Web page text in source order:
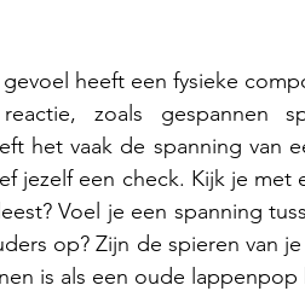
heeft een fysieke
zoals gespannen
het vaak de spanning van
jezelf een check. Kijk je
Voel je een spanning
op? Zijn de spieren van
is als een oude